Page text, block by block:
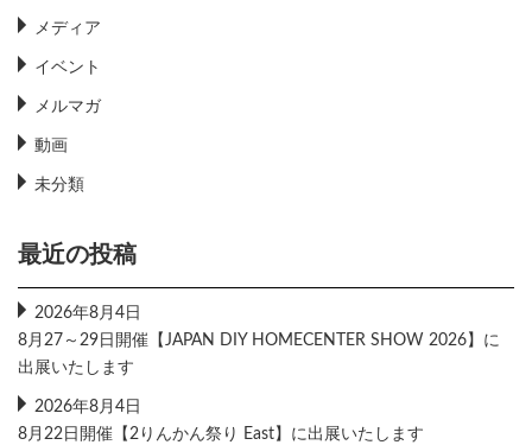
メディア
イベント
メルマガ
動画
未分類
最近の投稿
2026年8月4日
8月27～29日開催【JAPAN DIY HOMECENTER SHOW 2026】に
出展いたします
2026年8月4日
8月22日開催【2りんかん祭り East】に出展いたします